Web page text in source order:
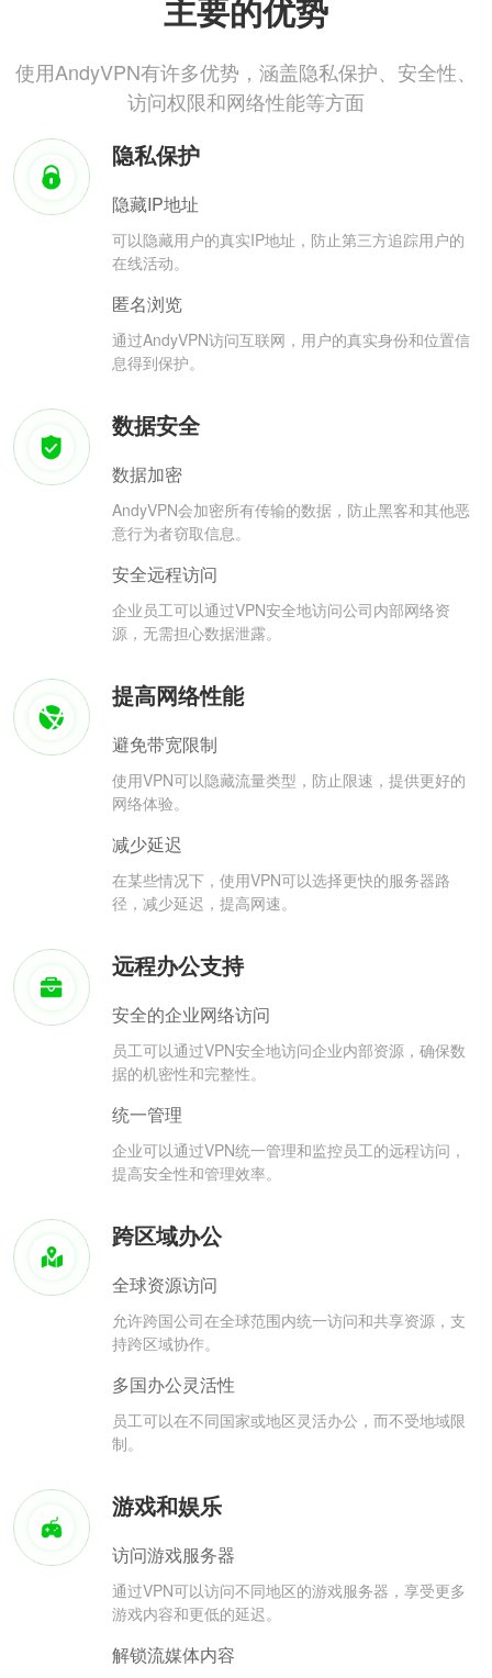
主要的优势
使用AndyVPN有许多优势，涵盖隐私保护、安全性、
访问权限和网络性能等方面
隐私保护
隐藏IP地址
可以隐藏用户的真实IP地址，防止第三方追踪用户的
在线活动。
匿名浏览
通过AndyVPN访问互联网，用户的真实身份和位置信
息得到保护。
数据安全
数据加密
AndyVPN会加密所有传输的数据，防止黑客和其他恶
意行为者窃取信息。
安全远程访问
企业员工可以通过VPN安全地访问公司内部网络资
源，无需担心数据泄露。
提高网络性能
避免带宽限制
使用VPN可以隐藏流量类型，防止限速，提供更好的
网络体验。
减少延迟
在某些情况下，使用VPN可以选择更快的服务器路
径，减少延迟，提高网速。
远程办公支持
安全的企业网络访问
员工可以通过VPN安全地访问企业内部资源，确保数
据的机密性和完整性。
统一管理
企业可以通过VPN统一管理和监控员工的远程访问，
提高安全性和管理效率。
跨区域办公
全球资源访问
允许跨国公司在全球范围内统一访问和共享资源，支
持跨区域协作。
多国办公灵活性
员工可以在不同国家或地区灵活办公，而不受地域限
制。
游戏和娱乐
访问游戏服务器
通过VPN可以访问不同地区的游戏服务器，享受更多
游戏内容和更低的延迟。
解锁流媒体内容